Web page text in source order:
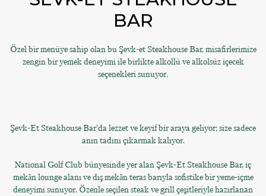
BAR
Özel bir menüye sahip olan bu Şevk-et Steakhouse Bar, misafirlerimize
zengin bir yemek deneyimi ile birlikte alkollü ve alkolsüz içecek
seçenekleri sunuyor.
Şevk-Et Steakhouse Bar’da lezzet ve keyif bir araya geliyor; size sadece
anın tadını çıkarmak kalıyor.
National Golf Club bünyesinde yer alan Şevk-Et Steakhouse Bar, iç
mekân lounge alanı ve dış mekân teras barıyla sofistike bir yeme-içme
deneyimi sunuyor. Özenle seçilen steak ve grill çeşitleriyle hazırlanan